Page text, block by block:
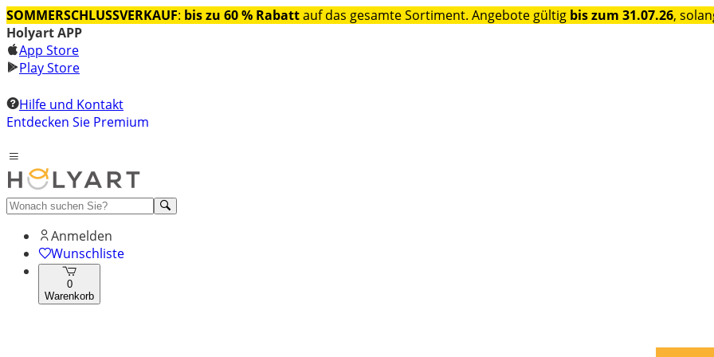
SOMMERSCHLUSSVERKAUF: bis zu 60 % Rabattauf das gesamte Sortiment. Angebote gültig bis zum 31.07.26,
Holyart APP
App Store
Play Store
Hilfe und Kontakt
Entdecken Sie Premium
Anmelden
Wunschliste
0
Warenkorb